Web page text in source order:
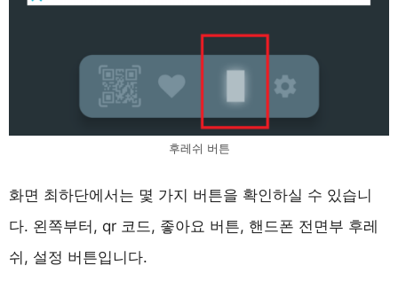
후레쉬 버튼
화면 최하단에서는 몇 가지 버튼을 확인하실 수 있습니
다. 왼쪽부터, qr 코드, 좋아요 버튼, 핸드폰 전면부 후레
쉬, 설정 버튼입니다.